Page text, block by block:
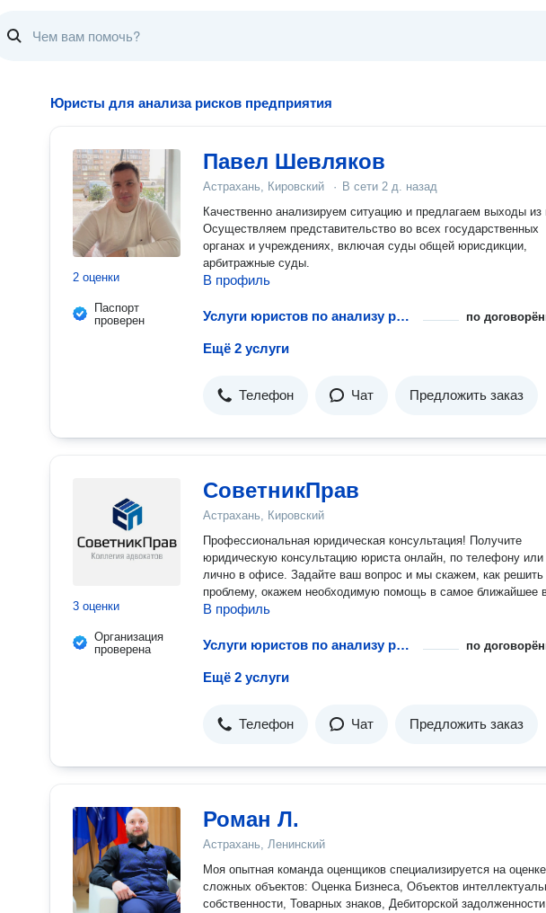
Юристы для анализа рисков предприятия
2 оценки
Паспорт
проверен
Павел Шевляков
Астрахань, Кировский · В сети 2 д. назад
Качественно анализируем ситуацию и предлагаем выходы из
Осуществляем представительство во всех государственных
органах и учреждениях, включая суды общей юрисдикции,
арбитражные суды.
В профиль
Услуги юристов по анализу рисков фармацевтических предприятий по
Ещё 2 услуги
Телефон Чат Предложить заказ
3 оценки
Организация
проверена
СоветникПрав
Астрахань, Кировский
Профессиональная юридическая консультация! Получите
юридическую консультацию юриста онлайн, по телефону или
лично в офисе. Задайте ваш вопрос и мы скажем, как
проблему, окажем необходимую помощь в самое ближайшее
В профиль
Услуги юристов по анализу рисков фармацевтических предприятий по
Ещё 2 услуги
Телефон Чат Предложить заказ
Роман Л.
Астрахань, Ленинский
Моя опытная команда оценщиков специализируется на оценке
сложных объектов: Оценка Бизнеса, Объектов
собственности, Товарных знаков, Дебиторской